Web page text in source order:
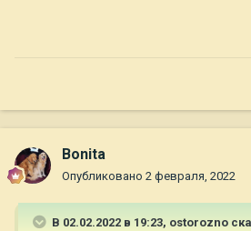
Bonita
Опубликовано 2 февраля, 2022
В 02.02.2022 в 19:23, ostorozno